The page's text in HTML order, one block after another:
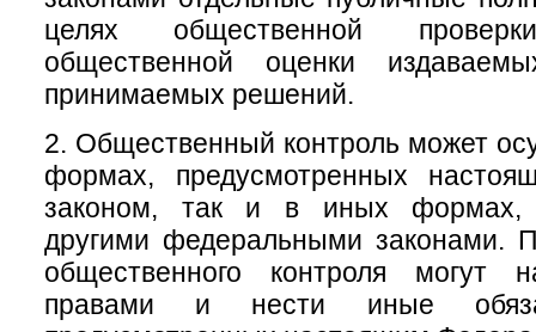
целях общественной
общественной оценки
принимаемых решений.
2. Общественный контроль может
формах, предусмотренных
законом, так и в иных формах,
другими федеральными законами.
общественного контроля могут
правами и нести иные